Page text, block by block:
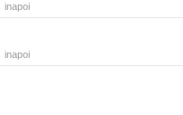
inapoi
inapoi